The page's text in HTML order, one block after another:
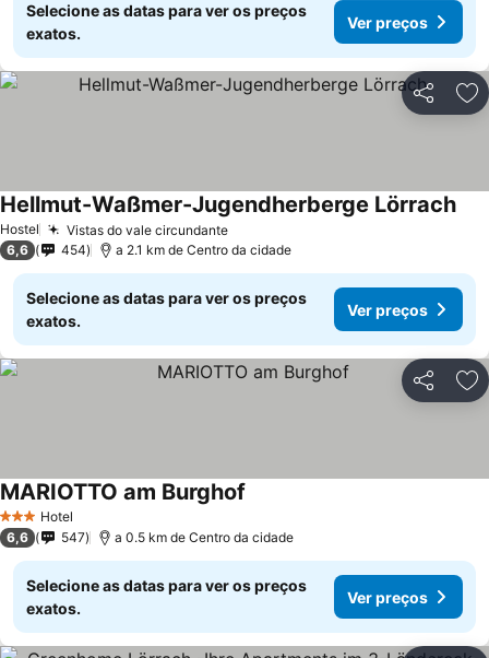
Selecione as datas para ver os preços
exatos.
Ver preços
Partilhar
Hostel Vistas do vale circundante
Hellmut-Waßmer-Jugendherberge Lörrach
6,6 454 a 2.1 km de Centro da cidade
Selecione as datas para ver os preços
exatos.
Ver preços
Partilhar
3 EstrelasHotel
MARIOTTO am Burghof
6,6 547 a 0.5 km de Centro da cidade
Selecione as datas para ver os preços
exatos.
Ver preços